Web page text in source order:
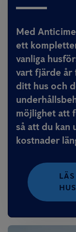
Med
ett
vanliga
vart fjärde år
ditt hus och
möjlighet att
så att du kan
kostnader